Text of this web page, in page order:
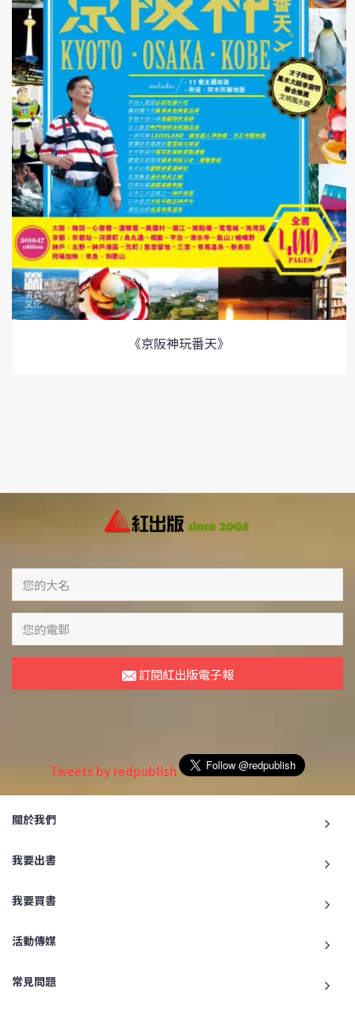
《京阪神玩番天》
訂閱紅出版電子報
Tweets by redpublish
關於我們
我要出書
我要買書
活動傳媒
常見問題